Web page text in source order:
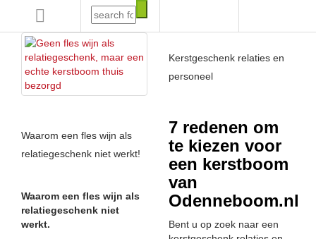
Waarom een fles wijn als
relatiegeschenk niet werkt!
Waarom een fles wijn als
relatiegeschenk niet
werkt.
Kerstgeschenk relaties en
personeel
7 redenen om
te kiezen voor
een kerstboom
van
Odenneboom.nl
Bent u op zoek naar een